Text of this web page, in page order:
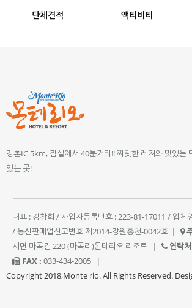
단체견적 액티비티
강촌IC 5km, 잠실에서 40분거리!! 짜릿한 레져와 맛있는
있는 곳!
대표 : 강창희 / 사업자등록번호 : 223-81-17011 / 업체
/ 통신판매업신고번호 제2014-강원홍천-0042호 |
서면 마곡길 220 (마곡리)몬테리오 리조트
| 연락
FAX : 033-434-2005
|
Copyright 2018,Monte rio. All Rights Reserved.